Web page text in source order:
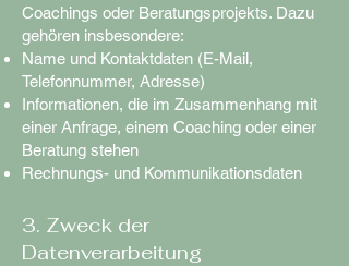
Coachings oder Beratungsprojekts. Dazu
gehören insbesondere:
Name und Kontaktdaten (E-Mail,
Telefonnummer, Adresse)
Informationen, die im Zusammenhang mit
einer Anfrage, einem Coaching oder einer
Beratung stehen
Rechnungs- und Kommunikationsdaten
3. Zweck der
Datenverarbeitung